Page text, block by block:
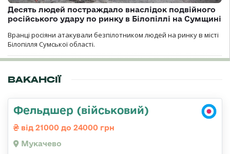
Десять людей постраждало внаслідок подвійного
російського удару по ринку в Білопіллі на Сумщині
Вранці росіяни атакували безпілотником людей на ринку в місті
Білопілля Сумської області.
ВАКАНСІЇ
Фельдшер (військовий)
від 21000 до 24000 грн
Мукачево